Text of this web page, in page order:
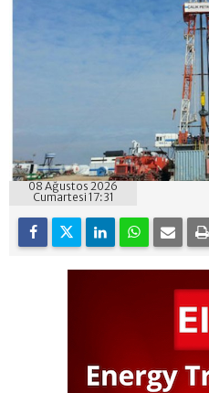
08 Ağustos 2026
Cumartesi 17:31